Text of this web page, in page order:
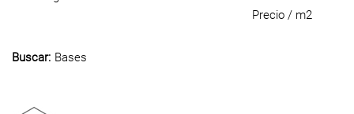
Precio / m2
Buscar: Bases